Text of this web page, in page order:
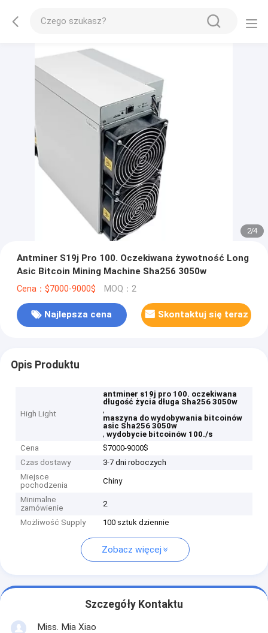
2/4
Antminer S19j Pro 100. Oczekiwana żywotność Long
Asic Bitcoin Mining Machine Sha256 3050w
Cena：$7000-9000$ MOQ：2
Najlepsza cena Skontaktuj się teraz
Opis Produktu
High Light
antminer s19j pro 100. oczekiwana
długość życia długa Sha256 3050w
,
maszyna do wydobywania bitcoinów
asic Sha256 3050w
,wydobycie bitcoinów 100./s
Cena
$7000-9000$
Czas dostawy
3-7 dni roboczych
Miejsce
pochodzenia
Chiny
Minimalne
zamówienie
2
Możliwość Supply 100 sztuk dziennie
Zobacz więcej
Szczegóły Kontaktu
Miss. Mia Xiao